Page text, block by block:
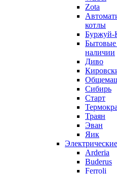
Zota
котлы
Буржуй-
Бытовые
наличии
Диво
Сибирь
Старт
Траян
Эван
Яик
Arderia
Buderus
Ferroli